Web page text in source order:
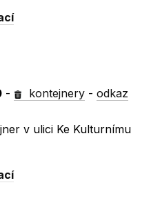
- kontejnery -odkaz
v ulici Ke Kulturnímu